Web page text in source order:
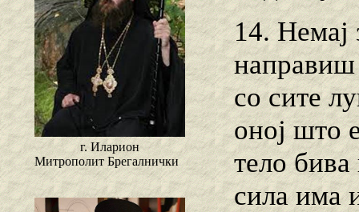
г. Иларион
Митрополит Брегалнички
14. Немај
направиш
со сите
оној што
тело бива
сила има